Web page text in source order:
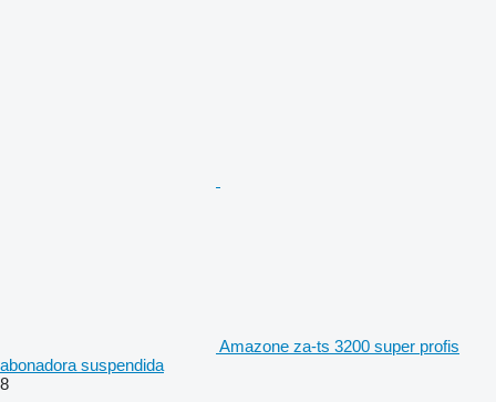
Amazone za-ts 3200 super profis
abonadora suspendida
8